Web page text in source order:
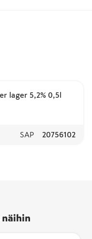
lager 5,2% 0,5l
SAP 20756102
näihin